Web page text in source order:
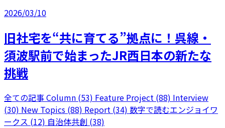
2026/03/10
旧社宅を“共に育てる”拠点に！呉線・
須波駅前で始まったJR西日本の新たな
挑戦
全ての記事Column (53) Feature Project (88) Interview
(30) New Topics (88) Report (34) 数字で読むエンジョイワ
ークス (12) 自治体共創 (38)